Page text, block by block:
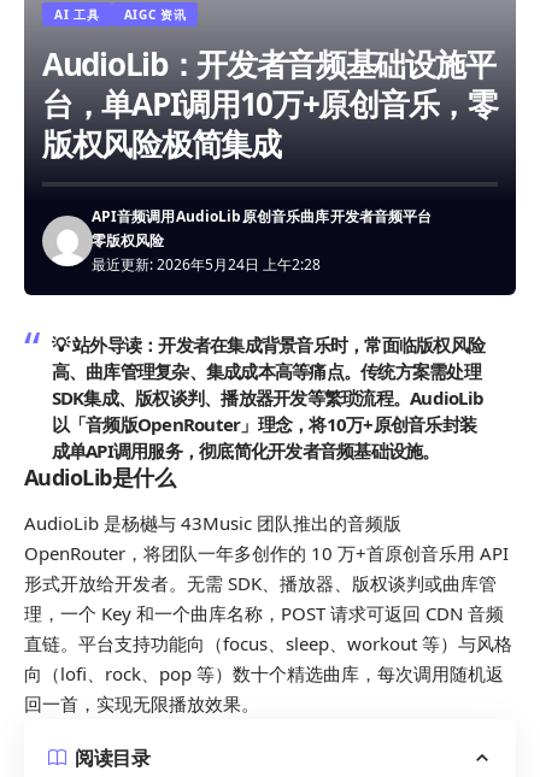
AI 工具 AIGC 资讯
AudioLib：开发者音频基础设施平
台，单API调用10万+原创音乐，零
版权风险极简集成
最近更新: 2026年5月24日 上午2:28
API音频调用AudioLib原创音乐曲库开发者音频平台
零版权风险
💡 站外导读：开发者在集成背景音乐时，常面临版权风险
高、曲库管理复杂、集成成本高等痛点。传统方案需处理
SDK集成、版权谈判、播放器开发等繁琐流程。AudioLib
以「音频版OpenRouter」理念，将10万+原创音乐封装
成单API调用服务，彻底简化开发者音频基础设施。
AudioLib是什么
AudioLib 是杨樾与 43Music 团队推出的音频版
OpenRouter ，将团队一年多创作的 10 万+首原创音乐用 API
形式开放给开发者。无需 SDK、播放器、版权谈判或曲库管
理，一个 Key 和一个曲库名称，POST 请求可返回 CDN 音频
直链。平台支持功能向（focus、sleep、workout 等）与风格
向（lofi、rock、pop 等）数十个精选曲库，每次调用随机返
回一首，实现无限播放效果。
阅读目录